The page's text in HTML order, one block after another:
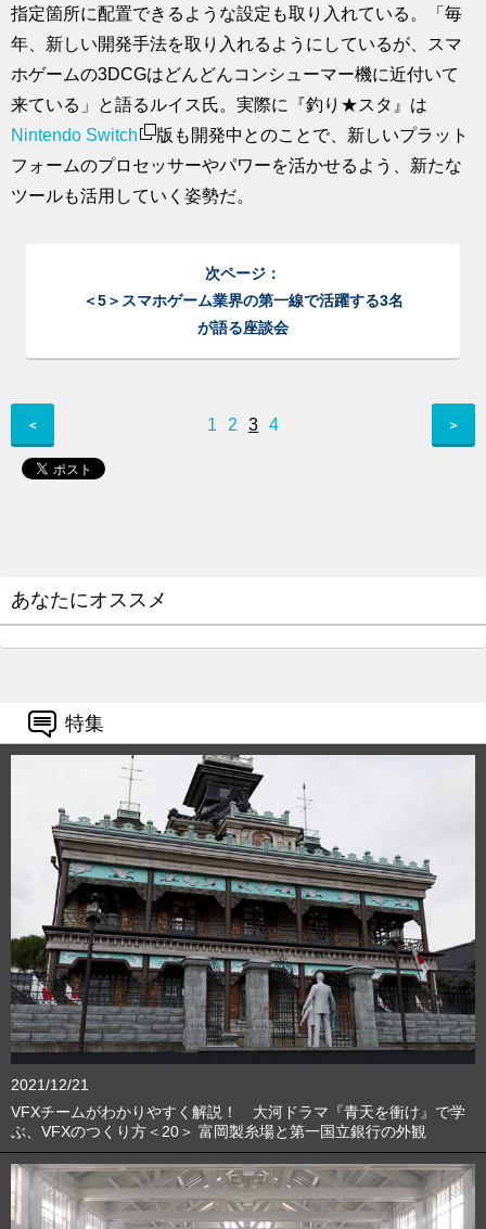
指定箇所に配置できるような設定も取り入れている。「毎
年、新しい開発手法を取り入れるようにしているが、スマ
ホゲームの3DCGはどんどんコンシューマー機に近付いて
来ている」と語るルイス氏。実際に『釣り★スタ』は
Nintendo Switch
版も開発中とのことで、新しいプラット
フォームのプロセッサーやパワーを活かせるよう、新たな
ツールも活用していく姿勢だ。
次ページ：
＜5＞スマホゲーム業界の第一線で活躍する3名
が語る座談会
＜ 1 2 3 4 ＞
あなたにオススメ
特集
2021/12/21
VFXチームがわかりやすく解説！ 大河ドラマ『青天を衝け』で学
ぶ、VFXのつくり方＜20＞ 富岡製糸場と第一国立銀行の外観